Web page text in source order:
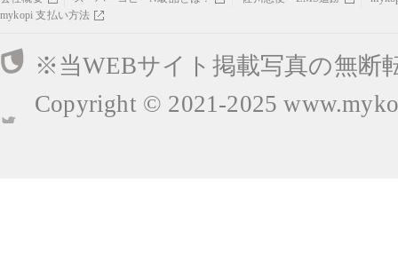
mykopi 支払い方法
※当WEBサイト掲載写真の無断
Copyright © 2021-2025